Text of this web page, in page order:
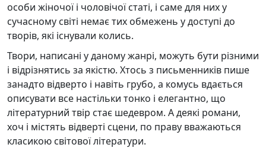
особи жіночої і чоловічої статі, і саме для них у
сучасному світі немає тих обмежень у доступі до
творів, які існували колись.
Твори, написані у даному жанрі, можуть бути різними
і відрізнятись за якістю. Хтось з письменників пише
занадто відверто і навіть грубо, а комусь вдається
описувати все настільки тонко і елегантно, що
літературний твір стає шедевром. А деякі романи,
хоч і містять відверті сцени, по праву вважаються
класикою світової літератури.